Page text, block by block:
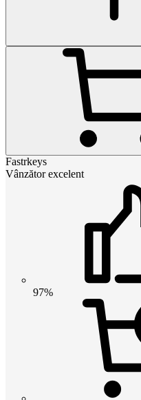
Fastrkeys
Vânzător excelent
97%